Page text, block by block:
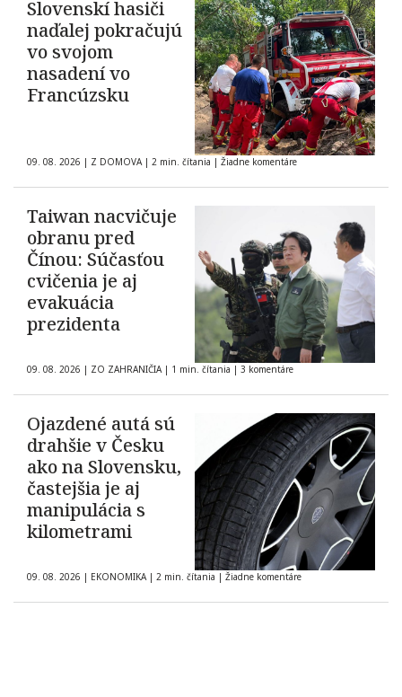
Slovenskí hasiči
naďalej pokračujú
vo svojom
nasadení vo
Francúzsku
09. 08. 2026 | Z DOMOVA | 2 min. čítania | Žiadne komentáre
Taiwan nacvičuje
obranu pred
Čínou: Súčasťou
cvičenia je aj
evakuácia
prezidenta
09. 08. 2026 | ZO ZAHRANIČIA | 1 min. čítania | 3 komentáre
Ojazdené autá sú
drahšie v Česku
ako na Slovensku,
častejšia je aj
manipulácia s
kilometrami
09. 08. 2026 | EKONOMIKA | 2 min. čítania | Žiadne komentáre